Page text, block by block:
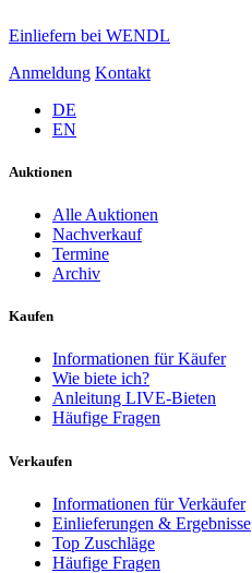
Einliefern bei WENDL
Anmeldung Kontakt
DE
EN
Auktionen
Alle Auktionen
Nachverkauf
Termine
Archiv
Kaufen
Informationen für Käufer
Wie biete ich?
Anleitung LIVE-Bieten
Häufige Fragen
Verkaufen
Informationen für Verkäufer
Einlieferungen & Ergebnisse
Top Zuschläge
Häufige Fragen